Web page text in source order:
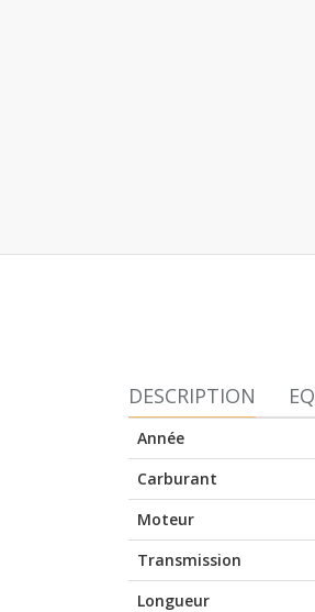
DESCRIPTION
Année
Carburant
Moteur
Transmission
Longueur